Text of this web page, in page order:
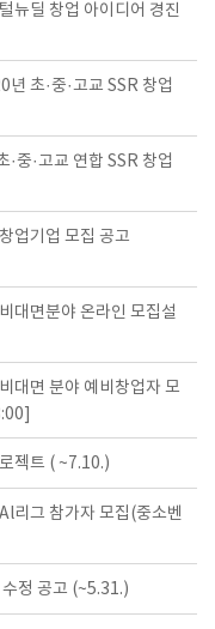
뉴딜 창업 아이디어 경진
년 초·중·고교 SSR 창업
·중·고교 연합 SSR 창업
업기업 모집 공고
대면분야 온라인 모집설
대면 분야 예비창업자 모
젝트 ( ~7.10.)
리그 참가자 모집(중소벤
정 공고 (~5.31.)